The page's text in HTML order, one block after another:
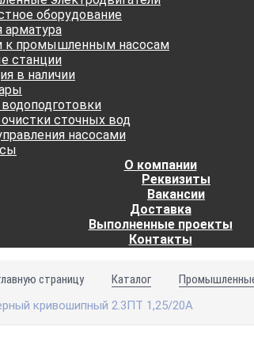
оборудование
арматура
к промышленным насосам
станции
в наличии
сточных вод
насосами
О компании
Реквизиты
Вакансии
Доставка
Выполненные проекты
Контакты
Каталог
кривошипный 2.3ПТ 1,25/20А